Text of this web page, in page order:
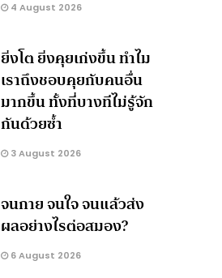
4 August 2026
ยิ่งโต ยิ่งคุยเก่งขึ้น ทำไม
เราถึงชอบคุยกับคนอื่น
มากขึ้น ทั้งที่บางทีไม่รู้จัก
กันด้วยซ้ำ
3 August 2026
จนกาย จนใจ จนแล้วส่ง
ผลอย่างไรต่อสมอง?
6 August 2026